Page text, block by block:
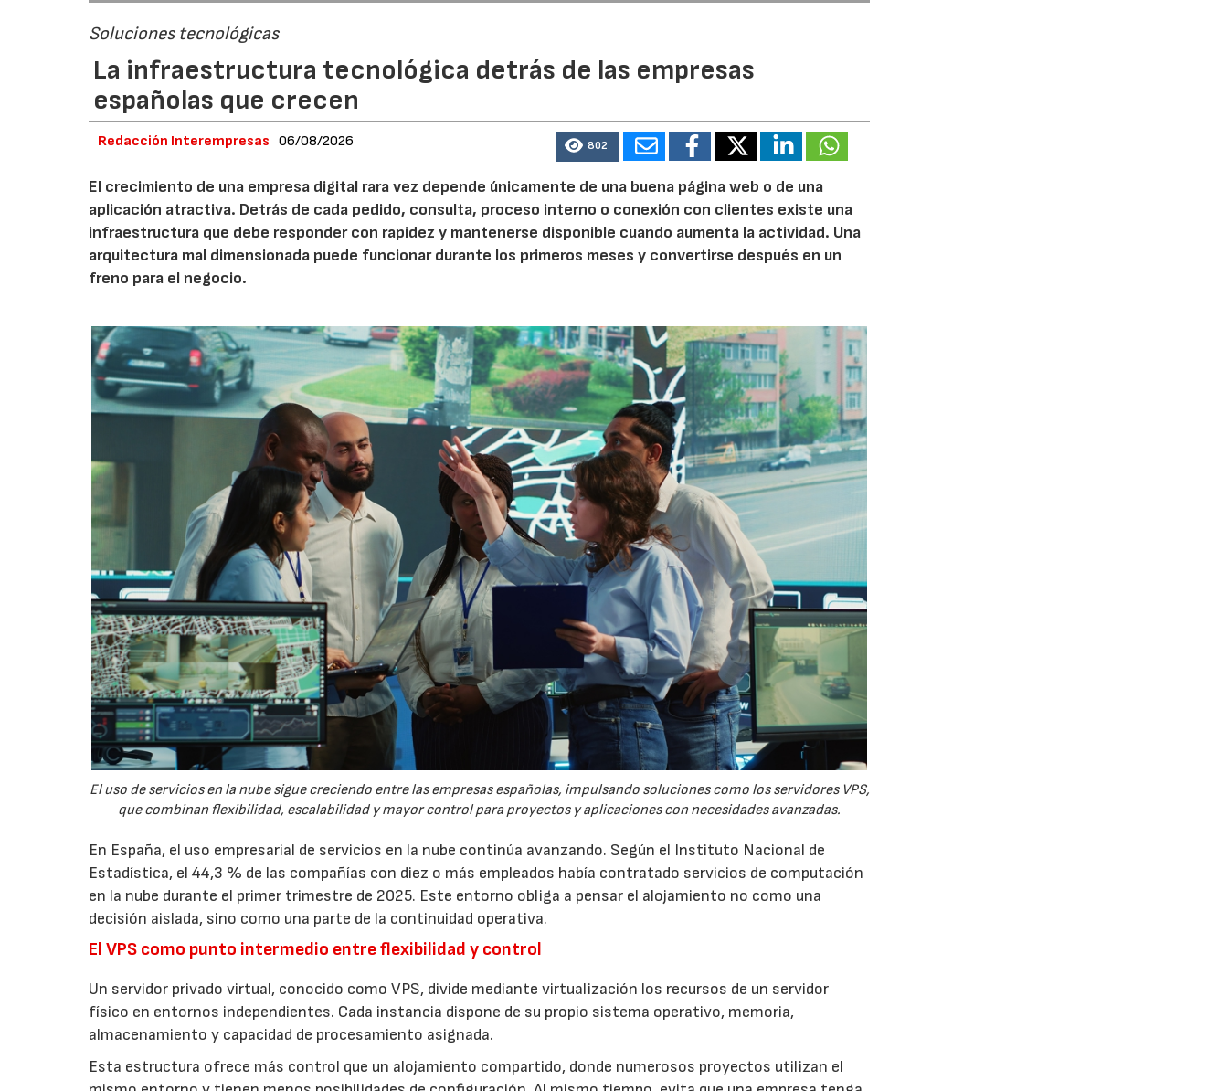
Soluciones tecnológicas
La infraestructura tecnológica detrás de las empresas
españolas que crecen
Redacción Interempresas 06/08/2026 802
El crecimiento de una empresa digital rara vez depende únicamente de una buena página web o de una
aplicación atractiva. Detrás de cada pedido, consulta, proceso interno o conexión con clientes existe una
infraestructura que debe responder con rapidez y mantenerse disponible cuando aumenta la actividad. Una
arquitectura mal dimensionada puede funcionar durante los primeros meses y convertirse después en un
freno para el negocio.
El uso de servicios en la nube sigue creciendo entre las empresas españolas, impulsando soluciones como los servidores VPS,
que combinan flexibilidad, escalabilidad y mayor control para proyectos y aplicaciones con necesidades avanzadas.
En España, el uso empresarial de servicios en la nube continúa avanzando. Según el Instituto Nacional de
Estadística, el 44,3 % de las compañías con diez o más empleados había contratado servicios de computación
en la nube durante el primer trimestre de 2025. Este entorno obliga a pensar el alojamiento no como una
decisión aislada, sino como una parte de la continuidad operativa.
El VPS como punto intermedio entre flexibilidad y control
Un servidor privado virtual, conocido como VPS, divide mediante virtualización los recursos de un servidor
físico en entornos independientes. Cada instancia dispone de su propio sistema operativo, memoria,
almacenamiento y capacidad de procesamiento asignada.
Esta estructura ofrece más control que un alojamiento compartido, donde numerosos proyectos utilizan el